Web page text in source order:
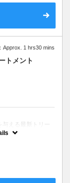
Approx. 1 hrs30 mins
トメント
与える最新トリー
あり《こちらのク
》オリジナル酵素